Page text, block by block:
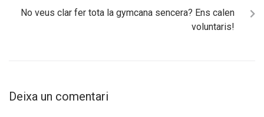
No veus clar fer tota la gymcana sencera? Ens calen
voluntaris!
Deixa un comentari